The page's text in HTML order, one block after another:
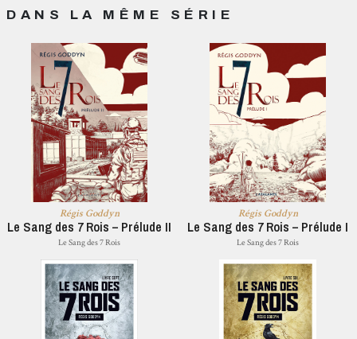
DANS LA MÊME SÉRIE
Régis Goddyn
Le Sang des 7 Rois – Prélude II
Le Sang des 7 Rois
Régis Goddyn
Le Sang des 7 Rois – Prélude I
Le Sang des 7 Rois